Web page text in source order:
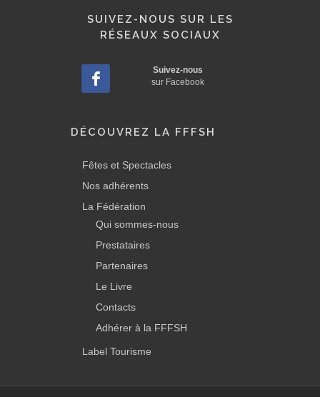
SUIVEZ-NOUS SUR LES
RÉSEAUX SOCIAUX
Suivez-nous
sur Facebook
DÉCOUVREZ LA FFFSH
Fêtes et Spectacles
Nos adhérents
La Fédération
Qui sommes-nous
Prestataires
Partenaires
Le Livre
Contacts
Adhérer à la FFFSH
Label Tourisme